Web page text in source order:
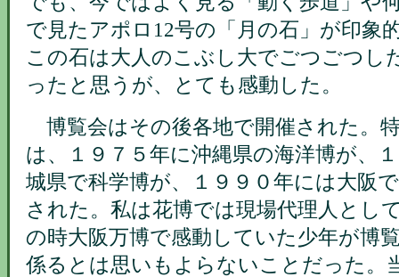
で見たアポロ12号の「月の石」が印象
この石は大人のこぶし大でごつごつし
ったと思うが、とても感動した。
博覧会はその後各地で開催された。
は、１９７５年に沖縄県の海洋博が、
城県で科学博が、１９９０年には大阪
された。私は花博では現場代理人とし
の時大阪万博で感動していた少年が博
係るとは思いもよらないことだった。